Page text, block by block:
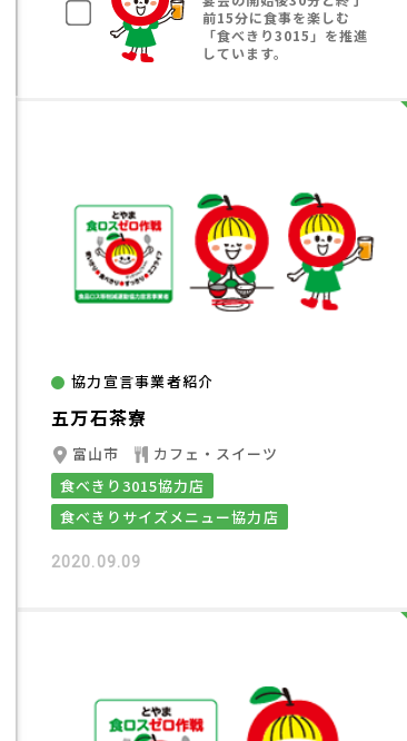
前15分に食事を楽しむ
「食べきり3015」を推進
しています。
協力宣言事業者紹介
五万石茶寮
富山市
カフェ・スイーツ
食べきり3015協力店
食べきりサイズメニュー協力店
2020.09.09